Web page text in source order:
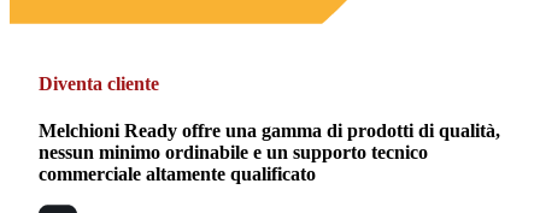
Diventa cliente
Melchioni Ready offre una gamma di prodotti di qualità,
nessun minimo ordinabile e un supporto tecnico
commerciale altamente qualificato